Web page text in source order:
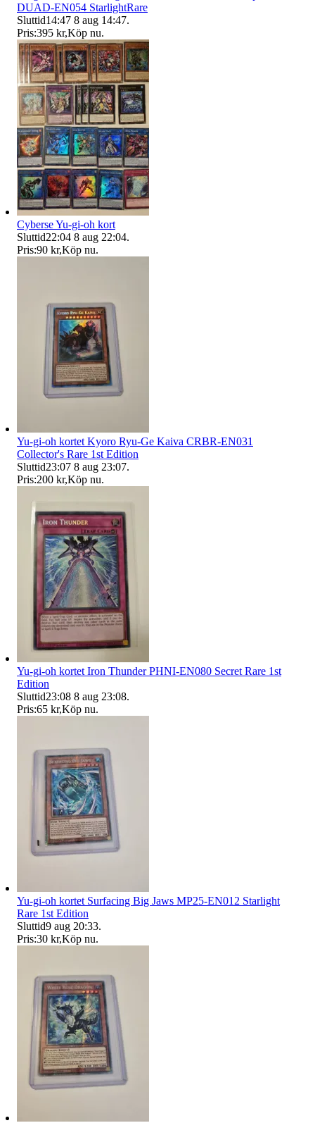
DUAD-EN054 StarlightRare
Sluttid14:47 8 aug 14:47.
Pris:395 kr,Köp nu.
Cyberse Yu-gi-oh kort
Sluttid22:04 8 aug 22:04.
Pris:90 kr,Köp nu.
Yu-gi-oh kortet Kyoro Ryu-Ge Kaiva CRBR-EN031
Collector's Rare 1st Edition
Sluttid23:07 8 aug 23:07.
Pris:200 kr,Köp nu.
Yu-gi-oh kortet Iron Thunder PHNI-EN080 Secret Rare 1st
Edition
Sluttid23:08 8 aug 23:08.
Pris:65 kr,Köp nu.
Yu-gi-oh kortet Surfacing Big Jaws MP25-EN012 Starlight
Rare 1st Edition
Sluttid9 aug 20:33.
Pris:30 kr,Köp nu.